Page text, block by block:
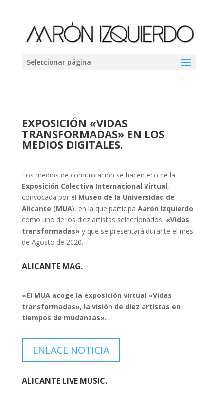
Seleccionar página
EXPOSICIÓN «VIDAS
TRANSFORMADAS» EN LOS
MEDIOS DIGITALES.
Los medios de comunicación se hacen eco de la
Exposición Colectiva Internacional Virtual,
convocada por el Museo de la Universidad de
Alicante (MUA), en la que participa Aarón Izquierdo
como uno de los diez artistas seleccionados, «Vidas
transformadas»y que se presentará durante el mes
de Agosto de 2020.
ALICANTE MAG.
«El MUA acoge la exposición virtual «Vidas
transformadas», la visión de diez artistas en
tiempos de mudanzas».
ENLACE NOTICIA
ALICANTE LIVE MUSIC.